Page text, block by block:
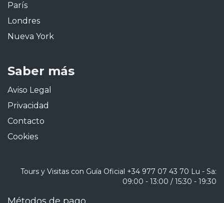
París
Londres
Nueva York
Saber más
Aviso Legal
Privacidad
Contacto
Cookies
Tours y Visitas con Guía Oficial +34 977 07 43 70 Lu - Sa:
09:00 - 13:00 / 15:30 - 19:30